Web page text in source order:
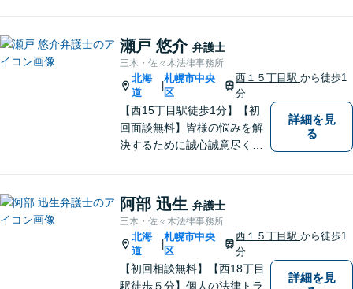
いたします。お気軽にご相談
ください。
瀬戸 悠介 弁護士
三木・佐々木法律事務所
北海
道
|
札幌市中央
区
西１５丁目駅から徒歩1
分
【西15丁目駅徒歩1分】【初
回面談無料】皆様の悩みを解
決するために誠心誠意尽くし
の方の心情に共感しながら、
客観的視点も忘れません。
【当日／夜間／休日対応可】
事件の見通しと費用の見込額
を正確に説明します。お気軽
にご相談下さい。
詳細を見
る
阿部 迅生 弁護士
三木・佐々木法律事務所
北海
道
|
札幌市中央
区
西１５丁目駅から徒歩1
分
【初回相談無料】【西18丁目
駅徒歩５分】個人の法律トラ
詳細を見